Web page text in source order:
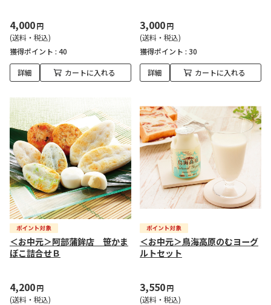
4,000円
(送料・税込)
獲得ポイント : 40
詳細 カートに入れる
3,000円
(送料・税込)
獲得ポイント : 30
詳細 カートに入れる
＜お中元＞阿部蒲鉾店 笹かま
ぼこ詰合せＢ
4,200円
(送料・税込)
＜お中元＞鳥海高原のむヨーグ
ルトセット
3,550円
(送料・税込)